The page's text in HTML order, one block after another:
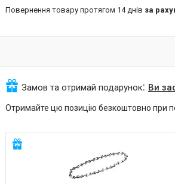
повернення товару протягом 14 днів за
Замов та отримай подарунок Ви
Отримайте цю позицію безкоштовно при